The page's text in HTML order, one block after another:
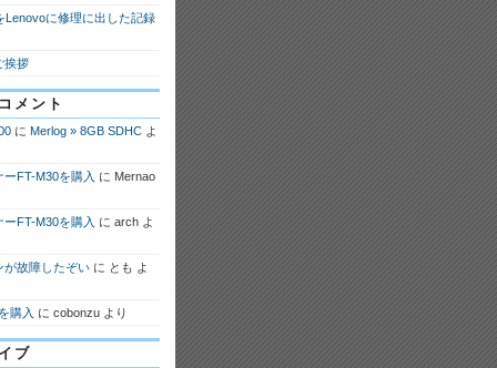
Lenovoに修理に出した記録
挨拶
メント
に Merlog » 8GB SDHC よ
ーFT-M30を購入 に Mernao
ーFT-M30を購入 に arch よ
が故障したぞい に とも よ
購入 に cobonzu より
ブ